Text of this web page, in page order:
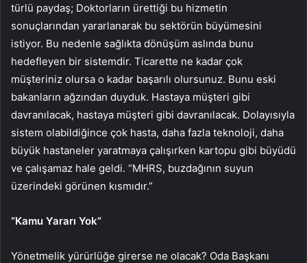
türlü paydaş; Doktorların ürettiği bu hizmetin
sonuçlarından yararlanarak bu sektörün büyümesini
istiyor. Bu nedenle sağlıkta dönüşüm aslında bunu
hedefleyen bir sistemdir. Ticarette ne kadar çok
müşteriniz olursa o kadar başarılı olursunuz. Bunu eski
bakanların ağzından duyduk. Hastaya müşteri gibi
davranılacak, hastaya müşteri gibi davranılacak. Dolayısıyla
sistem olabildiğince çok hasta, daha fazla teknoloji, daha
büyük hastaneler yaratmaya çalışırken kartopu gibi büyüdü
ve çalışamaz hale geldi. “MHRS, buzdağının suyun
üzerindeki görünen kısmıdır.”
“Kamu Yararı Yok”
Yönetmelik yürürlüğe girerse ne olacak? Oda Başkanı